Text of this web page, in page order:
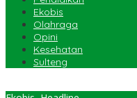
Ekobis
Olahraga
Opini
Kesehatan
Sulteng